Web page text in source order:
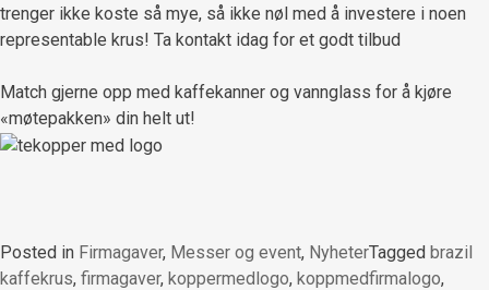
trenger ikke koste så mye, så ikke nøl med å investere i noen
representable krus! Ta kontakt idag for et godt tilbud
Match gjerne opp med kaffekanner og vannglass for å kjøre
«møtepakken» din helt ut!
Posted in Firmagaver, Messer og event, NyheterTagged brazil
kaffekrus, firmagaver, koppermedlogo, koppmedfirmalogo,